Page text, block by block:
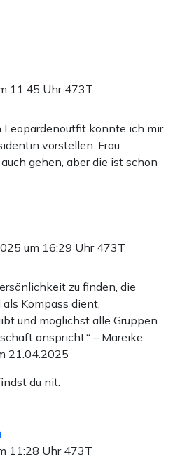
11:45 Uhr 473T
Leopardenoutfit könnte ich mir
vorstellen. Frau
gehen, aber die ist schon
um 16:29 Uhr 473T
zu finden, die
Kompass dient,
und möglichst alle Gruppen
anspricht.“ – Mareike
21.04.2025
du nit.
11:28 Uhr 473T